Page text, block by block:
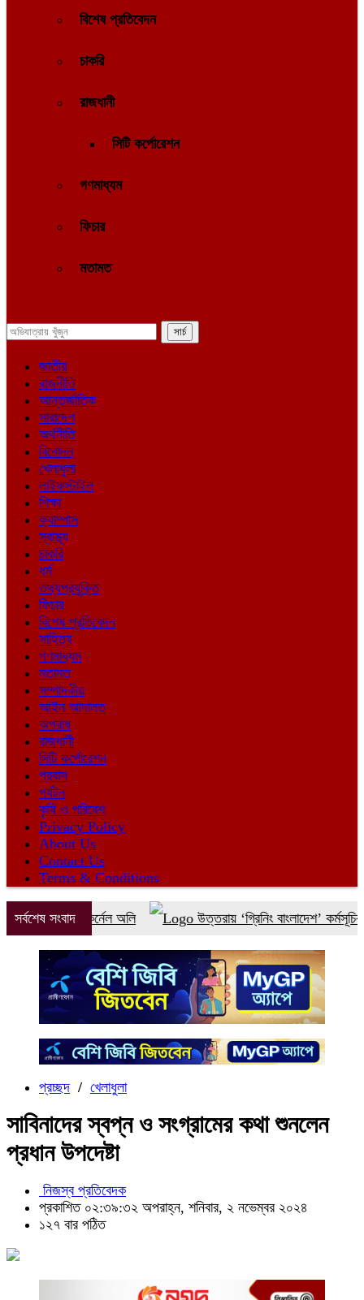
বিশেষ প্রতিবেদন
চাকরি
রাজধানী
সিটি কর্পোরেশন
গণমাধ্যম
ফিচার
মতামত
জাতীয়
রাজনীতি
আন্তর্জাতিক
সারাদেশ
অর্থনীতি
বিনোদন
খেলাধুলা
লাইফস্টাইল
শিক্ষা
ক্যাম্পাস
স্বাস্থ্য
চাকরি
ধর্ম
তথ্যপ্রযুক্তি
ফিচার
বিশেষ প্রতিবেদন
সাহিত্য
গণমাধ্যম
মতামত
সম্পাদকীয়
আইন আদালত
অপরাধ
রাজধানী
সিটি কর্পোরেশন
প্রবাস
পর্যটন
কৃষি ও পরিবেশ
Privacy Policy
About Us
Contact Us
Terms & Conditions
সর্বশেষ সংবাদ
কর্নেল অলি উত্তরায় ‘গ্রিনিং বাংলাদেশ’ কর্মসূচির অংশ হিসেবে
প্রচ্ছদ / খেলাধুলা
সাবিনাদের স্বপ্ন ও সংগ্রামের কথা শুনলেন
প্রধান উপদেষ্টা
নিজস্ব প্রতিবেদক
প্রকাশিত ০২:৩৯:৩২ অপরাহ্ন, শনিবার, ২ নভেম্বর ২০২৪
১২৭ বার পঠিত